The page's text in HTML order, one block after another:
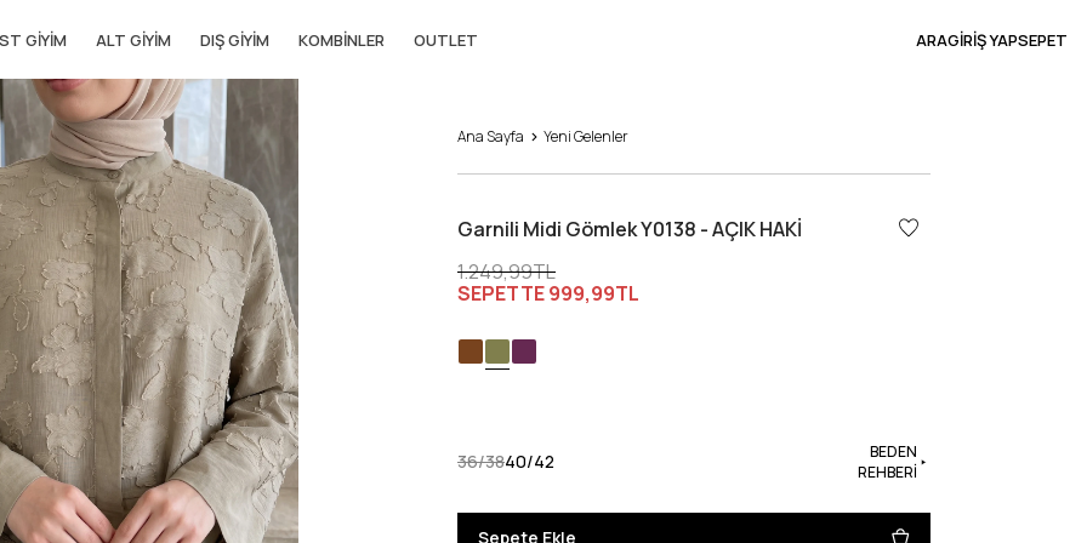
GIYIM ALT GIYIM DIŞ GIYIM KOMBINLER OUTLET ARAGİRİŞ YAPSEPET
Ana Sayfa Yeni Gelenler
Garnili Midi Gömlek Y0138 - AÇIK HAKİ
1.249,99TL
SEPETTE999,99TL
36/3840/42
BEDEN
REHBERİ
Sepete Ekle